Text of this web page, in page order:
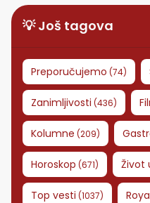
💡 Još tagova
Preporučujemo (74)
Zanimljivosti (436)
Kolumne (209)
Horoskop (671) Život
Top vesti (1037)